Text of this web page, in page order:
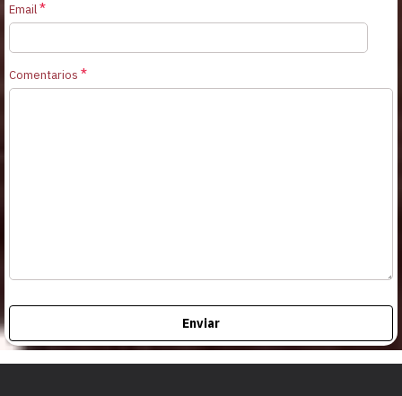
Email
Comentarios
Enviar